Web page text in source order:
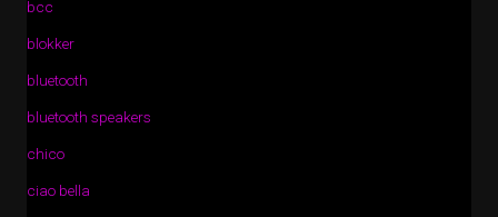
bcc
blokker
bluetooth
bluetooth speakers
chico
ciao bella